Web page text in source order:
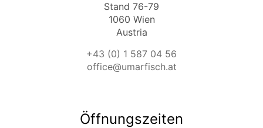
Stand 76-79
1060 Wien
Austria
+43 (0) 1 587 04 56
office@umarfisch.at
Öffnungszeiten